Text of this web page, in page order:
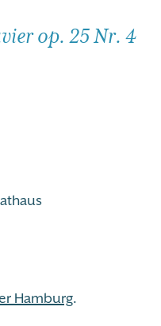
op. 25 Nr. 4
Hamburg.